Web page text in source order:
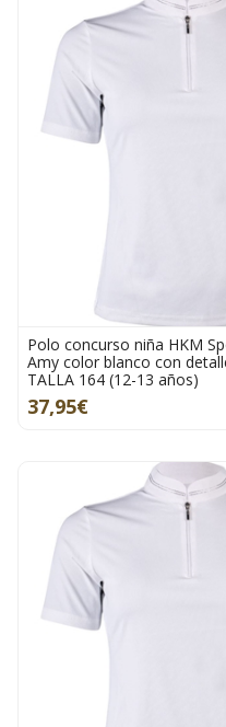
Polo concurso niña HKM
Amy color blanco con
TALLA 164 (12-13 años)
37,95€